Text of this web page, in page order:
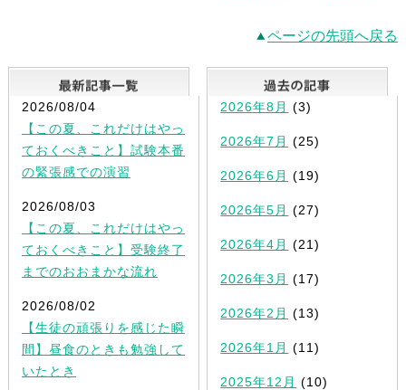
ページの先頭へ戻る
最新記事一覧
2026/08/04
【この夏、これだけはやっ
ておくべきこと】試験本番
の緊張感での演習
2026/08/03
【この夏、これだけはやっ
ておくべきこと】受験終了
までのおおまかな流れ
2026/08/02
【生徒の頑張りを感じた瞬
間】昼食のときも勉強して
いたとき
2026年8月 (3)
2026年7月 (25)
2026年6月 (19)
2026年5月 (27)
2026年4月 (21)
2026年3月 (17)
2026年2月 (13)
2026年1月 (11)
2025年12月 (10)